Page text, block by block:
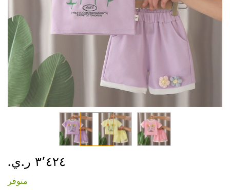
إلى
معرض
٣٬٤٢٤ ر.ي.‏
متوفر